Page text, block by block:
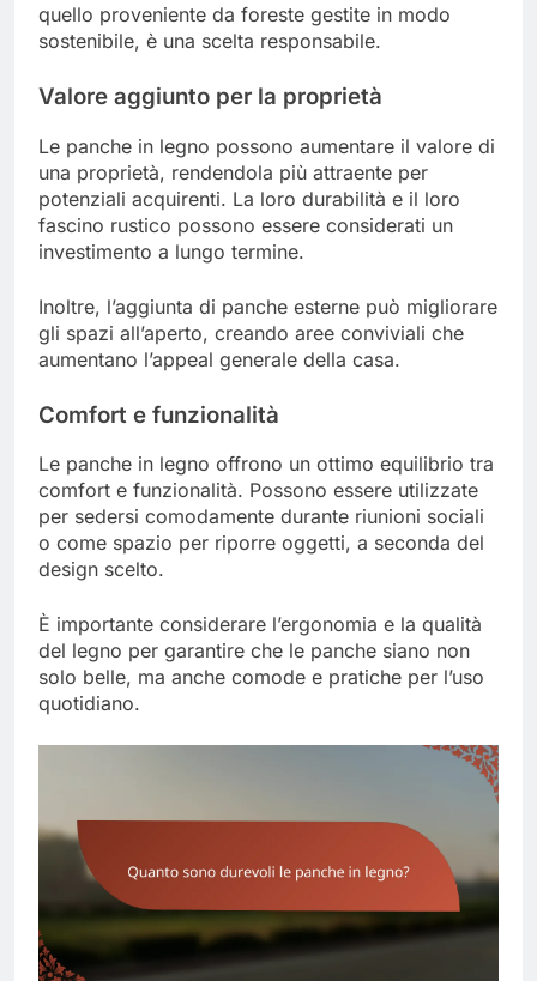
quello proveniente da foreste gestite in modo
sostenibile, è una scelta responsabile.
Valore aggiunto per la proprietà
Le panche in legno possono aumentare il valore di
una proprietà, rendendola più attraente per
potenziali acquirenti. La loro durabilità e il loro
fascino rustico possono essere considerati un
investimento a lungo termine.
Inoltre, l’aggiunta di panche esterne può migliorare
gli spazi all’aperto, creando aree conviviali che
aumentano l’appeal generale della casa.
Comfort e funzionalità
Le panche in legno offrono un ottimo equilibrio tra
comfort e funzionalità. Possono essere utilizzate
per sedersi comodamente durante riunioni sociali
o come spazio per riporre oggetti, a seconda del
design scelto.
È importante considerare l’ergonomia e la qualità
del legno per garantire che le panche siano non
solo belle, ma anche comode e pratiche per l’uso
quotidiano.